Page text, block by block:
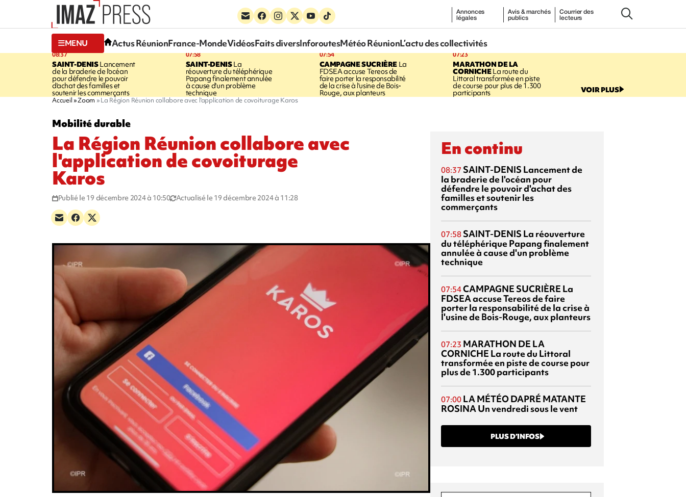
Annonces
légales
Avis & marchés
publics
Courrier des
lecteurs
MENU Actus RéunionFrance-MondeVidéosFaits diversInforoutesMétéo RéunionL’actu des collectivités
08:37
SAINT-DENISLancement
de la braderie de l'océan
pour défendre le pouvoir
d'achat des familles et
soutenir les commerçants
07:58
SAINT-DENISLa
réouverture du téléphérique
Papang finalement annulée
à cause d'un problème
technique
07:54
CAMPAGNE SUCRIÈRE La
FDSEA accuse Tereos de
faire porter la responsabilité
de la crise à l'usine de Bois-
Rouge, aux planteurs
07:23
MARATHON DE LA
CORNICHELa route du
Littoral transformée en piste
de course pour plus de 1.300
participants VOIR PLUS
Accueil Zoom La Région Réunion collabore avec l'application de covoiturage Karos
Mobilité durable
La Région Réunion collabore avec
l'application de covoiturage
Karos
Publié le 19 décembre 2024 à 10:50 Actualisé le 19 décembre 2024 à 11:28
En continu
08:37 SAINT-DENIS Lancement de
la braderie de l'océan pour
défendre le pouvoir d'achat des
familles et soutenir les
commerçants
07:58 SAINT-DENIS La réouverture
du téléphérique Papang finalement
annulée à cause d'un problème
technique
07:54CAMPAGNE SUCRIÈRE La
FDSEA accuse Tereos de faire
porter la responsabilité de la crise à
l'usine de Bois-Rouge, aux planteurs
07:23 MARATHON DE LA
CORNICHE La route du Littoral
transformée en piste de course pour
plus de 1.300 participants
07:00 LA MÉTÉO DAPRÉ MATANTE
ROSINAUn vendredi sous le vent
PLUS D’INFOS